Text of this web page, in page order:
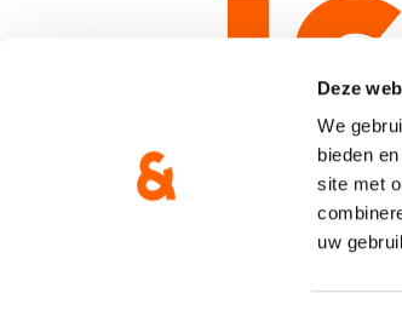
Deze
We
bieden
site met
uw